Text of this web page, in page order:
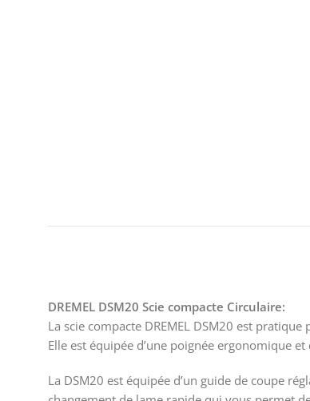
DREMEL DSM20 Scie compacte Circulaire:
La scie compacte DREMEL DSM20 est
Elle est équipée d’une poignée ergonomique
La DSM20 est équipée d’un guide de coupe